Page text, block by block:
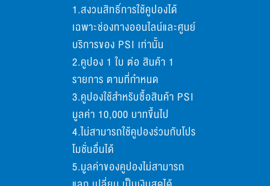
1.สงวนสิทธิ์การใช้คูปองได้
เฉพาะช่องทางออนไลน์และศูนย์
บริการของ PSI เท่านั้น
2.คูปอง 1 ใบ ต่อ สินค้า 1
รายการ ตามที่กำหนด
3.คูปองใช้สำหรับซื้อสินค้า PSI
มูลค่า 10,000 บาทขึ้นไป
4.ไม่สามารถใช้คูปองร่วมกับโปร
โมชั่นอื่นได้
5.มูลค่าของคูปองไม่สามารถ